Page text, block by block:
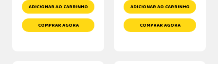
ADICIONAR AO CARRINHO
COMPRAR AGORA
ADICIONAR AO CARRINHO
COMPRAR AGORA